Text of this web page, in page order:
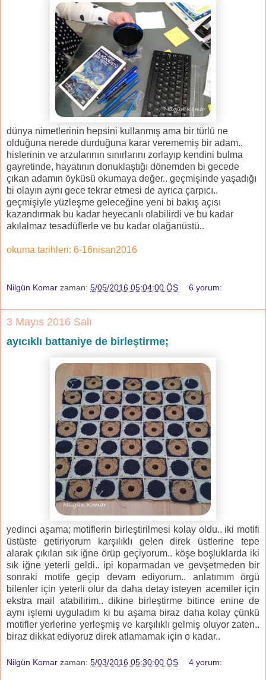
dünya nimetlerinin hepsini kullanmış ama bir türlü ne
olduğuna nerede durduğuna karar verememiş bir adam..
hislerinin ve arzularının sınırlarını zorlayıp kendini bulma
gayretinde, hayatının donuklaştığı dönemden bi gecede
çıkan adamın öyküsü okumaya değer.. geçmişinde yaşadığı
bi olayın aynı gece tekrar etmesi de ayrıca çarpıcı..
geçmişiyle yüzleşme geleceğine yeni bi bakış açısı
kazandırmak bu kadar heyecanlı olabilirdi ve bu kadar
akılalmaz tesadüflerle ve bu kadar olağanüstü..
okuma tarihleri: 6-16nisan2016
Nilgün Komar zaman: 5/05/2016 05:04:00 ÖS 6 yorum:
3 Mayıs 2016 Salı
ayıcıklı battaniye de birleştirme;
yedinci aşama; motiflerin birleştirilmesi kolay oldu.. iki motifi
üstüste getiriyorum karşılıklı gelen direk üstlerine tepe
alarak çıkılan sık iğne örüp geçiyorum.. köşe boşluklarda iki
sık iğne yeterli geldi.. ipi koparmadan ve gevşetmeden bir
sonraki motife geçip devam ediyorum.. anlatımım örgü
bilenler için yeterli olur da daha detay isteyen acemiler için
ekstra mail atabilirim.. dikine birleştirme bitince enine de
aynı işlemi uyguladım ki bu aşama biraz daha kolay çünkü
motifler yerlerine yerleşmiş ve karşılıklı gelmiş oluyor zaten..
biraz dikkat ediyoruz direk atlamamak için o kadar..
Nilgün Komar zaman: 5/03/2016 05:30:00 ÖS 4 yorum: